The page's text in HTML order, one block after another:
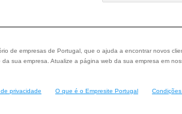
de empresas de Portugal, que o ajuda a encontrar novos
sua empresa. Atualize a página web da sua empresa em
privacidade O que é o Empresite Portugal